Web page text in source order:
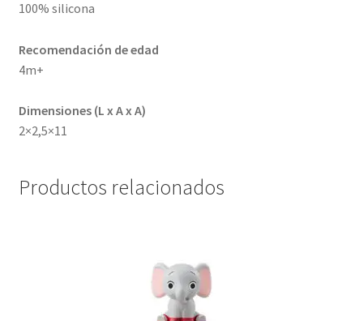
100% silicona
Recomendación de edad
4m+
Dimensiones (L x A x A)
2×2,5×11
Productos relacionados